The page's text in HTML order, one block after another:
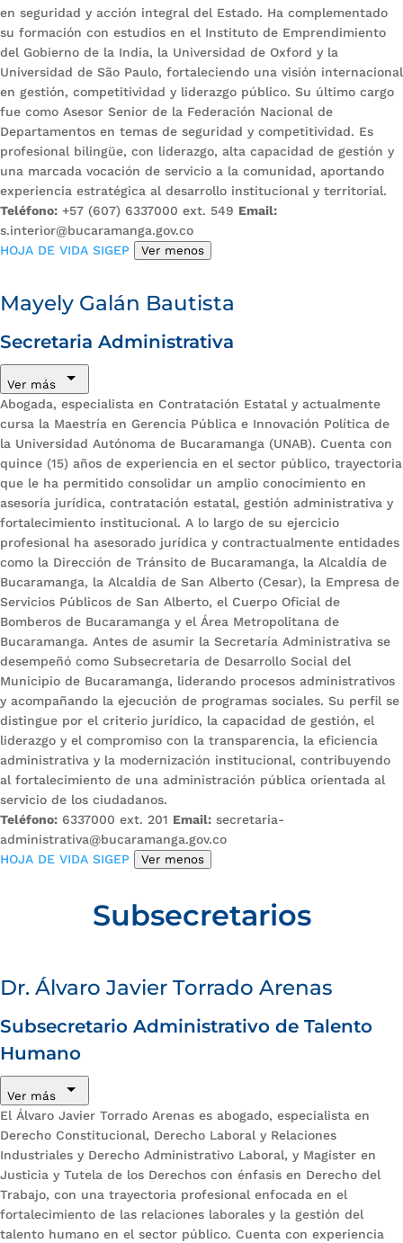
en seguridad y acción integral del Estado. Ha complementado
su formación con estudios en el Instituto de Emprendimiento
del Gobierno de la India, la Universidad de Oxford y la
Universidad de São Paulo, fortaleciendo una visión internacional
en gestión, competitividad y liderazgo público. Su último cargo
fue como Asesor Senior de la Federación Nacional de
Departamentos en temas de seguridad y competitividad. Es
profesional bilingüe, con liderazgo, alta capacidad de gestión y
una marcada vocación de servicio a la comunidad, aportando
experiencia estratégica al desarrollo institucional y territorial.
Teléfono: +57 (607) 6337000 ext. 549 Email:
s.interior@bucaramanga.gov.co
HOJA DE VIDA SIGEP
Ver menos
Mayely Galán Bautista
Secretaria Administrativa
Ver más
Abogada, especialista en Contratación Estatal y actualmente
cursa la Maestría en Gerencia Pública e Innovación Política de
la Universidad Autónoma de Bucaramanga (UNAB). Cuenta con
quince (15) años de experiencia en el sector público, trayectoria
que le ha permitido consolidar un amplio conocimiento en
asesoría jurídica, contratación estatal, gestión administrativa y
fortalecimiento institucional. A lo largo de su ejercicio
profesional ha asesorado jurídica y contractualmente entidades
como la Dirección de Tránsito de Bucaramanga, la Alcaldía de
Bucaramanga, la Alcaldía de San Alberto (Cesar), la Empresa de
Servicios Públicos de San Alberto, el Cuerpo Oficial de
Bomberos de Bucaramanga y el Área Metropolitana de
Bucaramanga. Antes de asumir la Secretaría Administrativa se
desempeñó como Subsecretaria de Desarrollo Social del
Municipio de Bucaramanga, liderando procesos administrativos
y acompañando la ejecución de programas sociales. Su perfil se
distingue por el criterio jurídico, la capacidad de gestión, el
liderazgo y el compromiso con la transparencia, la eficiencia
administrativa y la modernización institucional, contribuyendo
al fortalecimiento de una administración pública orientada al
servicio de los ciudadanos.
Teléfono: 6337000 ext. 201 Email: secretaria-
administrativa@bucaramanga.gov.co
HOJA DE VIDA SIGEP
Ver menos
Subsecretarios
Dr. Álvaro Javier Torrado Arenas
Subsecretario Administrativo de Talento
Humano
Ver más
El Álvaro Javier Torrado Arenas es abogado, especialista en
Derecho Constitucional, Derecho Laboral y Relaciones
Industriales y Derecho Administrativo Laboral, y Magíster en
Justicia y Tutela de los Derechos con énfasis en Derecho del
Trabajo, con una trayectoria profesional enfocada en el
fortalecimiento de las relaciones laborales y la gestión del
talento humano en el sector público. Cuenta con experiencia